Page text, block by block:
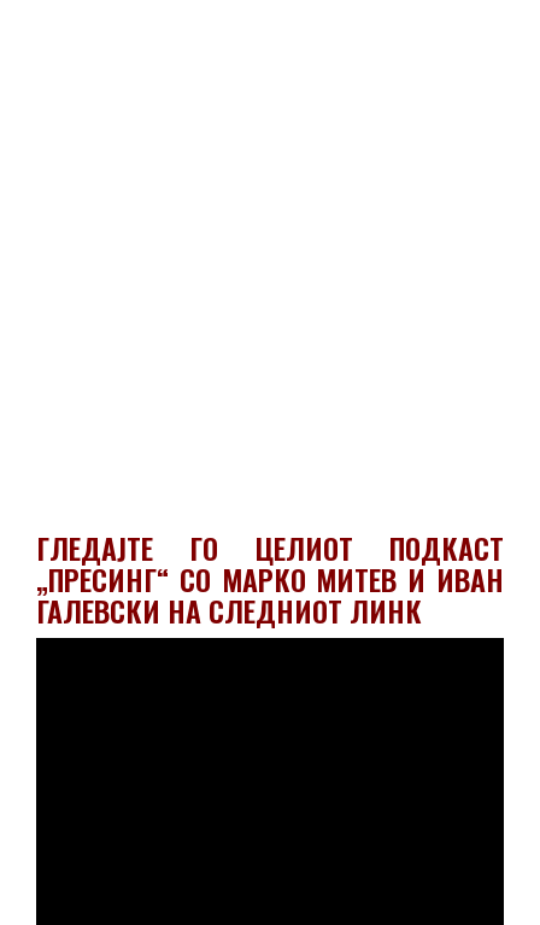
ГЛЕДАЈТЕ ГО ЦЕЛИОТ ПОДКАСТ
„ПРЕСИНГ“ СО МАРКО МИТЕВ И ИВАН
ГАЛЕВСКИ НА СЛЕДНИОТ ЛИНК